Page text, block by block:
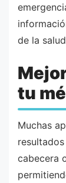
de la
tu
Muchas
cabecera